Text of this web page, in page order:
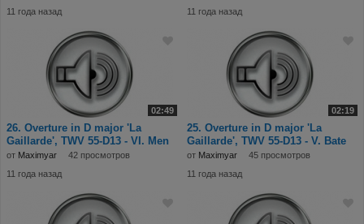
11 года назад 11 года назад
02:49
26. Overture in D major 'La
Gaillarde', TWV 55-D13 - VI. Men
от Maximyar
42 просмотров
11 года назад
02:19
25. Overture in D major 'La
Gaillarde', TWV 55-D13 - V. Bate
от Maximyar
45 просмотров
11 года назад